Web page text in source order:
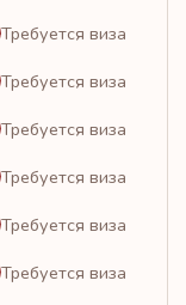
Требуется виза
Требуется виза
Требуется виза
Требуется виза
Требуется виза
Требуется виза